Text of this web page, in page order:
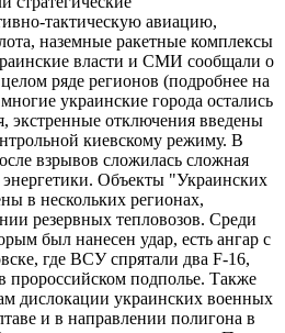
тактическую авиацию,
наземные ракетные комплексы
власти и СМИ сообщали о
ряде регионов (подробнее на
украинские города остались
экстренные отключения введены
киевскому режиму. В
взрывов сложилась сложная
Объекты "Украинских
в нескольких регионах,
резервных тепловозов. Среди
был нанесен удар, есть ангар с
где ВСУ спрятали два F-16,
пророссийском подполье. Также
дислокации украинских военных
и в направлении полигона в